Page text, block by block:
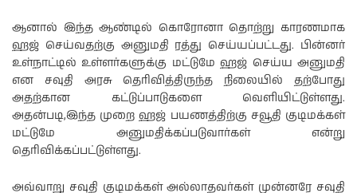
ஆனால் இந்த ஆண்டில் கொரோனா தொற்று காரணமாக
ஹஜ் செய்வதற்கு அனுமதி ரத்து செய்யப்பட்டது. பின்னர்
உள்நாட்டில் உள்ளர்களுக்கு மட்டுமே ஹஜ் செய்ய அனுமதி
என சவுதி அரசு தெரிவித்திருந்த நிலையில் தற்போது
அதற்கான கட்டுப்பாடுகளை வெளியிட்டுள்ளது.
அதன்படி,இந்த முறை ஹஜ் பயணத்திற்கு சவூதி குடிமக்கள்
மட்டுமே அனுமதிக்கப்படுவார்கள் என்று
தெரிவிக்கப்பட்டுள்ளது.
அவ்வாறு சவுதி குடிமக்கள் அல்லாதவர்கள் முன்னரே சவுதி